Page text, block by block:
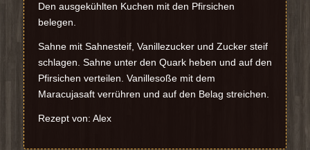
Den ausgekühlten Kuchen mit den Pfirsichen
belegen.
Sahne mit Sahnesteif, Vanillezucker und Zucker steif
schlagen. Sahne unter den Quark heben und auf den
Pfirsichen verteilen. Vanillesoße mit dem
Maracujasaft verrühren und auf den Belag streichen.
Rezept von: Alex